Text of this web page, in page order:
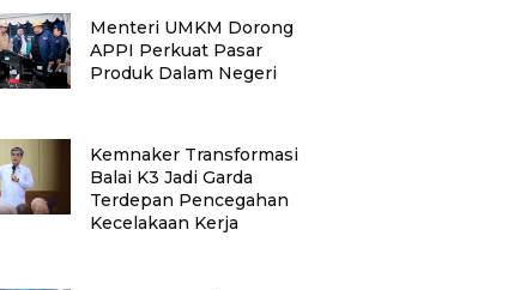
Menteri UMKM Dorong
APPI Perkuat Pasar
Produk Dalam Negeri
Kemnaker Transformasi
Balai K3 Jadi Garda
Terdepan Pencegahan
Kecelakaan Kerja